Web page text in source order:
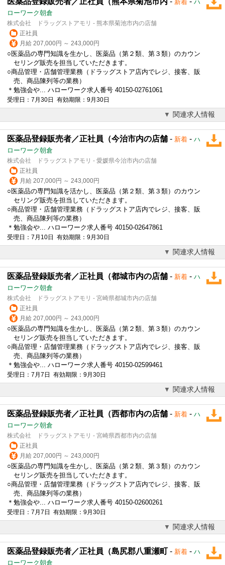
新着
ハ
ローワーク朝倉
株式会社 ドラッグストアモリ - 熊本県菊池市内の店舗
正社員
月給 207,000円 ～ 243,000円
○医薬品の専門知識を生かし、医薬品（第２類、第３類）のカウン
セリング販売を担当していただきます。
○商品管理・店舗管理業務（ドラッグストア店内でレジ、接客、販
売、商品陳列等の業務）
＊勉強会や... ハローワーク求人番号 40150-02761061
受理日：7月30日 有効期限：9月30日
関連求人情報
医薬品登録販売者／正社員（今治市内の店舗 - 新着 - ハ
ローワーク朝倉
株式会社 ドラッグストアモリ - 愛媛県今治市内の店舗
正社員
月給 207,000円 ～ 243,000円
○医薬品の専門知識を活かし、医薬品（第２類、第３類）のカウン
セリング販売を担当していただきます。
○商品管理・店舗管理業務（ドラッグストア店内でレジ、接客、販
売、商品陳列等の業務）
＊勉強会や... ハローワーク求人番号 40150-02647861
受理日：7月10日 有効期限：9月30日
関連求人情報
医薬品登録販売者／正社員（都城市内の店舗 - 新着 - ハ
ローワーク朝倉
株式会社 ドラッグストアモリ - 宮崎県都城市内の店舗
正社員
月給 207,000円 ～ 243,000円
○医薬品の専門知識を生かし、医薬品（第２類、第３類）のカウン
セリング販売を担当していただきます。
○商品管理・店舗管理業務（ドラッグストア店内でレジ、接客、販
売、商品陳列等の業務）
＊勉強会や... ハローワーク求人番号 40150-02599461
受理日：7月7日 有効期限：9月30日
関連求人情報
医薬品登録販売者／正社員（西都市内の店舗 - 新着 - ハ
ローワーク朝倉
株式会社 ドラッグストアモリ - 宮崎県西都市内の店舗
正社員
月給 207,000円 ～ 243,000円
○医薬品の専門知識を生かし、医薬品（第２類、第３類）のカウン
セリング販売を担当していただきます。
○商品管理・店舗管理業務（ドラッグストア店内でレジ、接客、販
売、商品陳列等の業務）
＊勉強会や... ハローワーク求人番号 40150-02600261
受理日：7月7日 有効期限：9月30日
関連求人情報
医薬品登録販売者／正社員（島尻郡八重瀬町- 新着 - ハ
ローワーク朝倉